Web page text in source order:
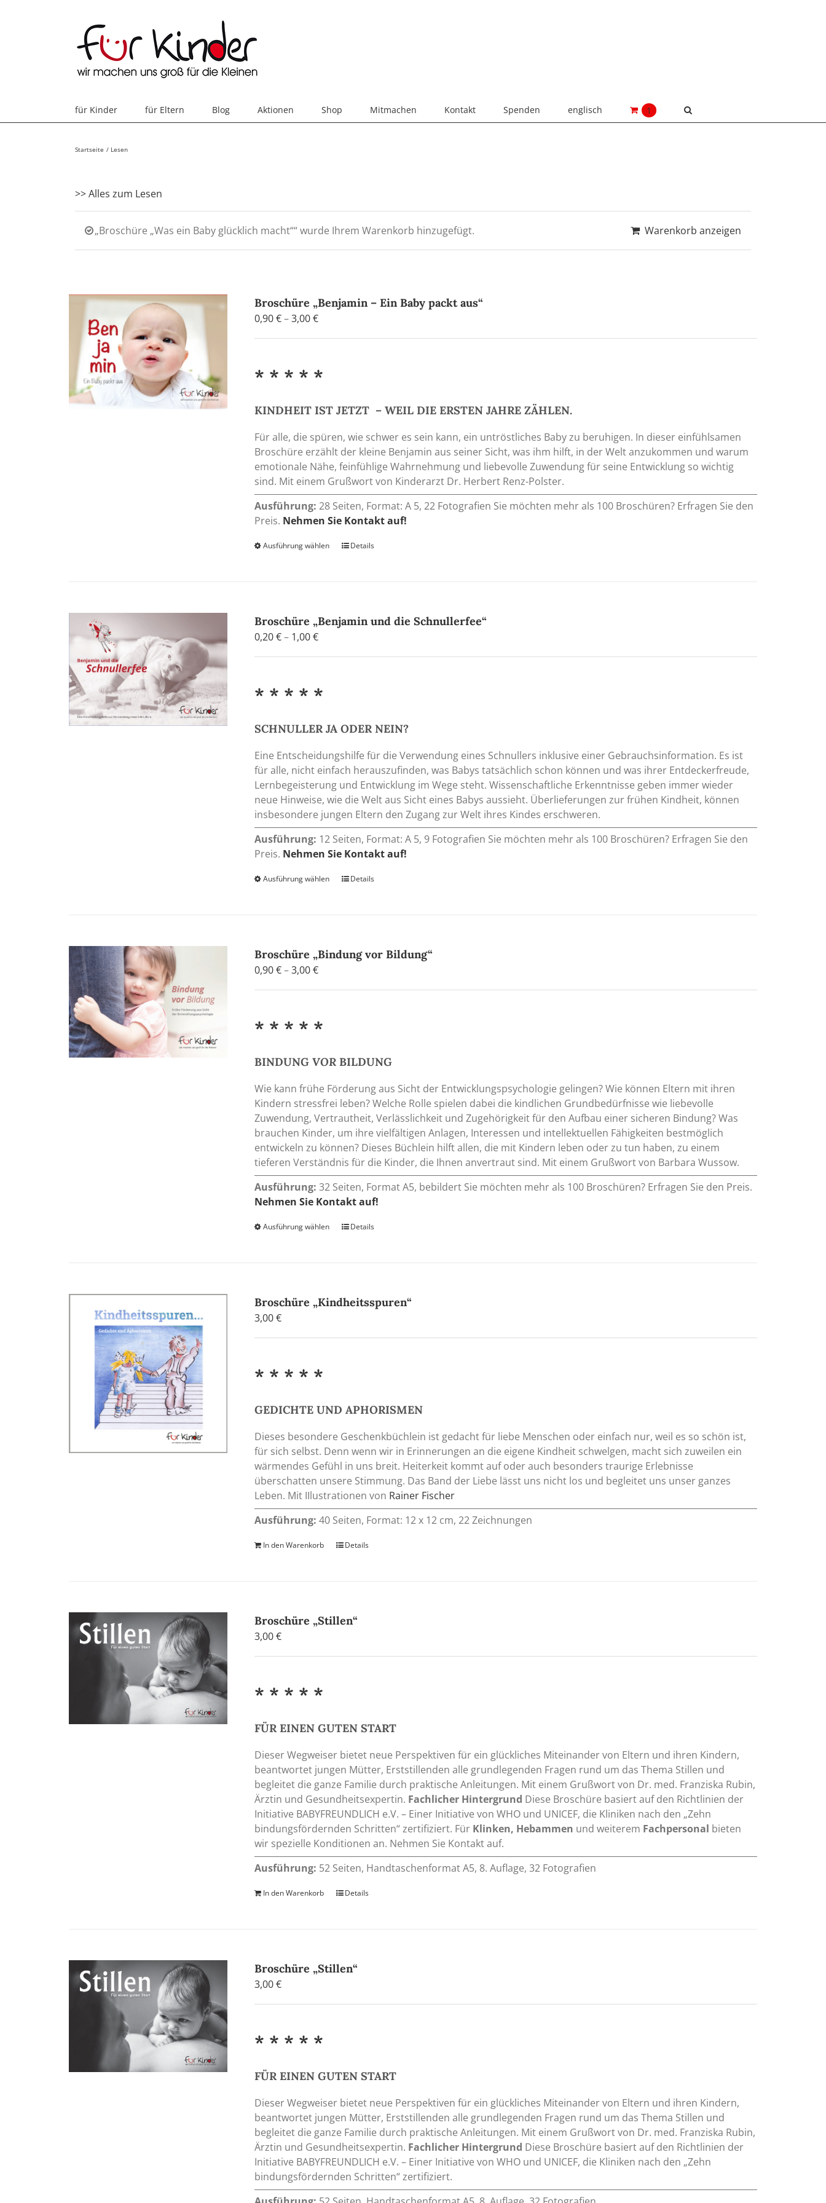
für Kinder für Eltern Blog Aktionen Shop Mitmachen Kontakt Spenden englisch 1
Startseite Lesen
>> Alles zum Lesen
„Broschüre „Was ein Baby glücklich macht““ wurde Ihrem Warenkorb hinzugefügt. Warenkorb anzeigen
Broschüre „Benjamin – Ein Baby packt aus“
0,90€–3,00€Preisspanne:
* * * * *
KINDHEIT IST JETZT – WEIL DIE ERSTEN JAHRE ZÄHLEN.
Für alle, die spüren, wie schwer es sein kann, ein untröstliches Baby zu beruhigen. In dieser einfühlsamen
Broschüre erzählt der kleine Benjamin aus seiner Sicht, was ihm hilft, in der Welt anzukommen und warum
emotionale Nähe, feinfühlige Wahrnehmung und liebevolle Zuwendung für seine Entwicklung so wichtig
sind. Mit einem Grußwort von Kinderarzt Dr. Herbert Renz-Polster.
Ausführung: 28 Seiten, Format: A 5, 22 Fotografien Sie möchten mehr als 100 Broschüren? Erfragen Sie den
Preis. Nehmen Sie Kontakt auf!
Ausführung wählen
Dieses
auf.
gewählt
Details
Broschüre „Benjamin und die Schnullerfee“
0,20€– 1,00€Preisspanne:
* * * * *
SCHNULLER JA ODER NEIN?
Eine Entscheidungshilfe für die Verwendung eines Schnullers inklusive einer Gebrauchsinformation. Es ist
für alle, nicht einfach herauszufinden, was Babys tatsächlich schon können und was ihrer Entdeckerfreude,
Lernbegeisterung und Entwicklung im Wege steht. Wissenschaftliche Erkenntnisse geben immer wieder
neue Hinweise, wie die Welt aus Sicht eines Babys aussieht. Überlieferungen zur frühen Kindheit, können
insbesondere jungen Eltern den Zugang zur Welt ihres Kindes erschweren.
Ausführung: 12 Seiten, Format: A 5, 9 Fotografien Sie möchten mehr als 100 Broschüren? Erfragen Sie den
Preis. Nehmen Sie Kontakt auf!
Ausführung wählen
Dieses
auf.
gewählt
Details
Broschüre „Bindung vor Bildung“
0,90€–3,00€Preisspanne:
* * * * *
BINDUNGVOR BILDUNG
Wie kann frühe Förderung aus Sicht der Entwicklungspsychologie gelingen? Wie können Eltern mit ihren
Kindern stressfrei leben? Welche Rolle spielen dabei die kindlichen Grundbedürfnisse wie liebevolle
Zuwendung, Vertrautheit, Verlässlichkeit und Zugehörigkeit für den Aufbau einer sicheren Bindung? Was
brauchen Kinder, um ihre vielfältigen Anlagen, Interessen und intellektuellen Fähigkeiten bestmöglich
entwickeln zu können? Dieses Büchlein hilft allen, die mit Kindern leben oder zu tun haben, zu einem
tieferen Verständnis für die Kinder, die Ihnen anvertraut sind. Mit einem Grußwort von Barbara Wussow.
Ausführung: 32 Seiten, Format A5, bebildert Sie möchten mehr als 100 Broschüren? Erfragen Sie den Preis.
Nehmen Sie Kontakt auf!
Ausführung wählen
Dieses
auf.
gewählt
Details
Broschüre „Kindheitsspuren“
3,00€
* * * * *
GEDICHTE UND APHORISMEN
Dieses besondere Geschenkbüchlein ist gedacht für liebe Menschen oder einfach nur, weil es so schön ist,
für sich selbst. Denn wenn wir in Erinnerungen an die eigene Kindheit schwelgen, macht sich zuweilen ein
wärmendes Gefühl in uns breit. Heiterkeit kommt auf oder auch besonders traurige Erlebnisse
überschatten unsere Stimmung. Das Band der Liebe lässt uns nicht los und begleitet uns unser ganzes
Leben. Mit IIlustrationen von Rainer Fischer
Ausführung: 40 Seiten, Format: 12 x 12 cm, 22 Zeichnungen
In den Warenkorb Details
Broschüre „Stillen“
3,00€
* * * * *
FÜR EINEN GUTEN START
Dieser Wegweiser bietet neue Perspektiven für ein glückliches Miteinander von Eltern und ihren Kindern,
beantwortet jungen Mütter, Erststillenden alle grundlegenden Fragen rund um das Thema Stillen und
begleitet die ganze Familie durch praktische Anleitungen. Mit einem Grußwort von Dr. med. Franziska Rubin,
Ärztin und Gesundheitsexpertin. Fachlicher Hintergrund Diese Broschüre basiert auf den Richtlinien der
Initiative BABYFREUNDLICH e.V. – Einer Initiative von WHO und UNICEF, die Kliniken nach den „Zehn
bindungsfördernden Schritten“ zertifiziert. Für Klinken, Hebammen und weiterem Fachpersonal bieten
wir spezielle Konditionen an. Nehmen Sie Kontakt auf.
Ausführung: 52 Seiten, Handtaschenformat A5, 8. Auflage, 32 Fotografien
In den Warenkorb Details
Broschüre „Stillen“
3,00€
* * * * *
FÜR EINEN GUTEN START
Dieser Wegweiser bietet neue Perspektiven für ein glückliches Miteinander von Eltern und ihren Kindern,
beantwortet jungen Mütter, Erststillenden alle grundlegenden Fragen rund um das Thema Stillen und
begleitet die ganze Familie durch praktische Anleitungen. Mit einem Grußwort von Dr. med. Franziska Rubin,
Ärztin und Gesundheitsexpertin. Fachlicher Hintergrund Diese Broschüre basiert auf den Richtlinien der
Initiative BABYFREUNDLICH e.V. – Einer Initiative von WHO und UNICEF, die Kliniken nach den „Zehn
bindungsfördernden Schritten“ zertifiziert.